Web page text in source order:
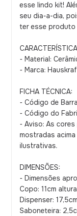
esse lindo kit!
seu dia-a-dia,
ter esse produto
- Material:
- Marca:
FICHA TÉCNICA:
- Código de
- Código do
- Aviso: As
mostradas
ilustrativas.
DIMENSÕES:
- Dimensões
Copo: 11cm
Dispenser:
Saboneteira: